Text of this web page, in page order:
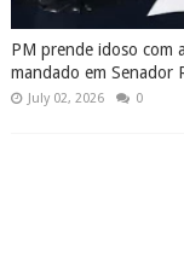
PM prende idoso com
mandado em Senador
July 02, 2026 0